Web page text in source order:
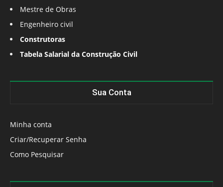
Mestre de Obras
Engenheiro civil
Construtoras
Tabela Salarial da Construção Civil
Sua Conta
Minha conta
Criar/Recuperar Senha
Como Pesquisar